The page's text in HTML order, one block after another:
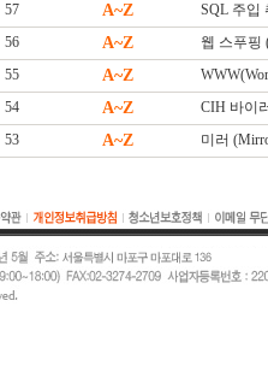
57
A~Z
SQL 주입
56
A~Z
웹 스푸핑
55
A~Z
54
A~Z
CIH 바이
53
A~Z 미러